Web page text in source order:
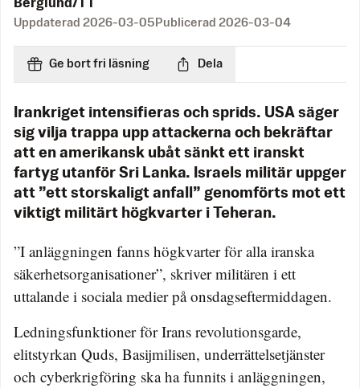
Berglund/TT
Uppdaterad 2026-03-05 Publicerad 2026-03-04
Ge bort fri läsning Dela
Irankriget intensifieras och sprids. USA säger
sig vilja trappa upp attackerna och bekräftar
att en amerikansk ubåt sänkt ett iranskt
fartyg utanför Sri Lanka. Israels militär uppger
att ”ett storskaligt anfall” genomförts mot ett
viktigt militärt högkvarter i Teheran.
”I anläggningen fanns högkvarter för alla iranska
säkerhetsorganisationer”, skriver militären i ett
uttalande i sociala medier på onsdagseftermiddagen.
Ledningsfunktioner för Irans revolutionsgarde,
elitstyrkan Quds, Basijmilisen, underrättelsetjänster
och cyberkrigföring ska ha funnits i anläggningen,